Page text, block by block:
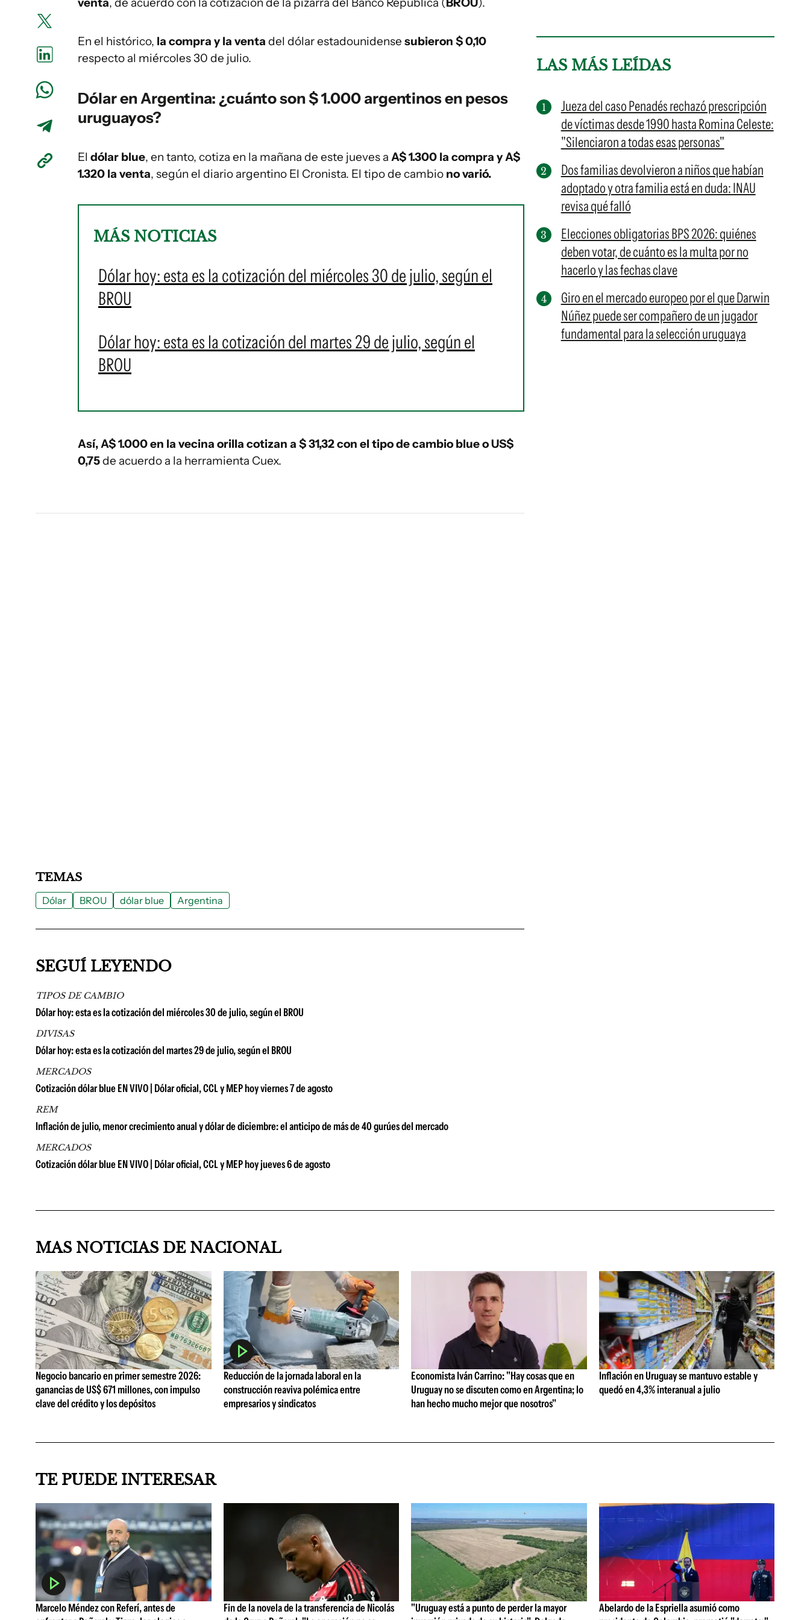
En el histórico, la compra y la venta del dólar estadounidense subieron $ 0,10
respecto al miércoles 30 de julio.
Dólar en Argentina: ¿cuánto son $ 1.000 argentinos en pesos
uruguayos?
El dólar blue, en tanto, cotiza en la mañana de este jueves a A$ 1.300 la compra y A$
1.320 la venta, según el diario argentino El Cronista. El tipo de cambio no varió.
MÁS NOTICIAS
Dólar hoy: esta es la cotización del miércoles 30 de julio, según el
BROU
Dólar hoy: esta es la cotización del martes 29 de julio, según el
BROU
Así, A$ 1.000 en la vecina orilla cotizan a $ 31,32 con el tipo de cambio blue o US$
0,75de acuerdo a la herramienta Cuex.
LAS MÁS LEÍDAS
Jueza del caso Penadés rechazó prescripción
de víctimas desde 1990 hasta Romina Celeste:
"Silenciaron a todas esas personas"
Dos familias devolvieron a niños que habían
adoptado y otra familia está en duda: INAU
revisa qué falló
Elecciones obligatorias BPS 2026: quiénes
deben votar, de cuánto es la multa por no
hacerlo y las fechas clave
Giro en el mercado europeo por el que Darwin
Núñez puede ser compañero de un jugador
fundamental para la selección uruguaya
TEMAS
Dólar BROU dólar blue Argentina
SEGUÍ LEYENDO
TIPOS DE CAMBIO
Dólar hoy: esta es la cotización del miércoles 30 de julio, según el BROU
DIVISAS
Dólar hoy: esta es la cotización del martes 29 de julio, según el BROU
MERCADOS
Cotización dólar blue EN VIVO | Dólar oficial, CCL y MEP hoy viernes 7 de agosto
REM
Inflación de julio, menor crecimiento anual y dólar de diciembre: el anticipo de más de 40 gurúes del mercado
MERCADOS
Cotización dólar blue EN VIVO | Dólar oficial, CCL y MEP hoy jueves 6 de agosto
MAS NOTICIAS DE NACIONAL
Negocio bancario en primer semestre 2026:
ganancias de US$ 671 millones, con impulso
clave del crédito y los depósitos
Reducción de la jornada laboral en la
construcción reaviva polémica entre
empresarios y sindicatos
Economista Iván Carrino: "Hay cosas que en
Uruguay no se discuten como en Argentina; lo
han hecho mucho mejor que nosotros"
Inflación en Uruguay se mantuvo estable y
quedó en 4,3% interanual a julio
TE PUEDE INTERESAR
Marcelo Méndez con Referí, antes de
Fin de la novela de la transferencia de Nicolás
"Uruguay está a punto de perder la mayor
Abelardo de la Espriella asumió como